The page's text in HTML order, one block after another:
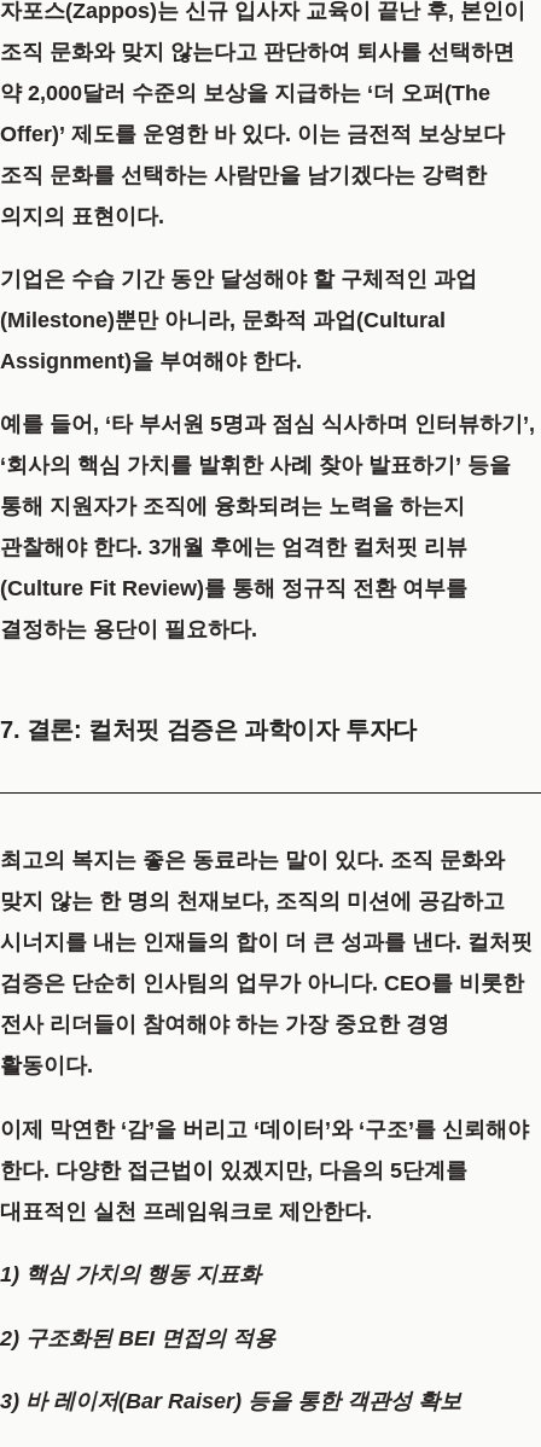
자포스(Zappos)는 신규 입사자 교육이 끝난 후, 본인이
조직 문화와 맞지 않는다고 판단하여 퇴사를 선택하면
약 2,000달러 수준의 보상을 지급하는 ‘더 오퍼(The
Offer)’ 제도를 운영한 바 있다. 이는 금전적 보상보다
조직 문화를 선택하는 사람만을 남기겠다는 강력한
의지의 표현이다.
기업은 수습 기간 동안 달성해야 할 구체적인 과업
(Milestone)뿐만 아니라, 문화적 과업(Cultural
Assignment)을 부여해야 한다.
예를 들어, ‘타 부서원 5명과 점심 식사하며 인터뷰하기’,
‘회사의 핵심 가치를 발휘한 사례 찾아 발표하기’ 등을
통해 지원자가 조직에 융화되려는 노력을 하는지
관찰해야 한다. 3개월 후에는 엄격한 컬처핏 리뷰
(Culture Fit Review)를 통해 정규직 전환 여부를
결정하는 용단이 필요하다.
7. 결론: 컬처핏 검증은 과학이자 투자다
최고의 복지는 좋은 동료라는 말이 있다. 조직 문화와
맞지 않는 한 명의 천재보다, 조직의 미션에 공감하고
시너지를 내는 인재들의 합이 더 큰 성과를 낸다. 컬처핏
검증은 단순히 인사팀의 업무가 아니다. CEO를 비롯한
전사 리더들이 참여해야 하는 가장 중요한 경영
활동이다.
이제 막연한 ‘감’을 버리고 ‘데이터’와 ‘구조’를 신뢰해야
한다. 다양한 접근법이 있겠지만, 다음의 5단계를
대표적인 실천 프레임워크로 제안한다.
1) 핵심 가치의 행동 지표화
2) 구조화된 BEI 면접의 적용
3) 바 레이저(Bar Raiser) 등을 통한 객관성 확보